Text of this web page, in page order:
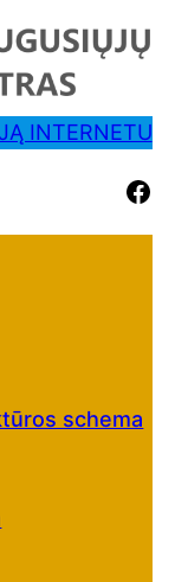
INTERNETU
Facebook
schema